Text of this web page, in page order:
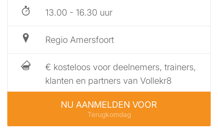
13.00 - 16.30 uur
Regio Amersfoort
€ kosteloos voor deelnemers, trainers,
klanten en partners van Vollekr8
NU AANMELDEN VOOR
Terugkomdag